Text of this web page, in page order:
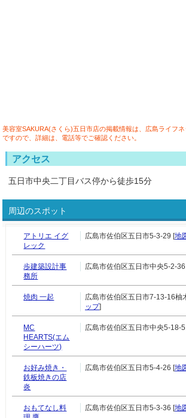
美容室SAKURA(さくら)五日市店の掲載情報は、広島ライフ
ですので、詳細は、電話等でご確認ください。
アクセス
五日市中央二丁目バス停から徒歩15分
周辺のスポット
アトリエ イグ
レック
広島市佐伯区五日市5-3-29 [地
歩建築設計事
務所
広島市佐伯区五日市中央5-2-
焼肉 一起 広島市佐伯区五日市7-13-16柚
ップ]
MC
HEARTS(エム
シーハーツ)
広島市佐伯区五日市中央5-18-
お好み焼き・
鉄板焼きの店
炎
広島市佐伯区五日市5-4-26 [地
おもてなし料
広島市佐伯区五日市5-3-36 [地